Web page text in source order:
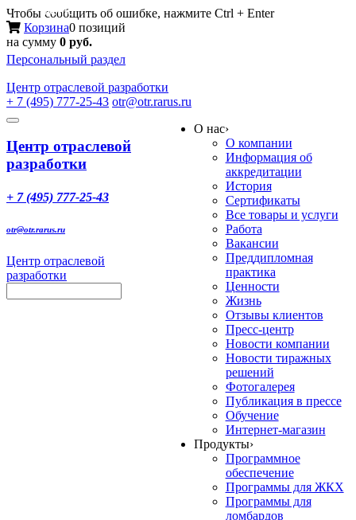
Чтобы сообщить об ошибке, нажмите Ctrl + Enter
Корзина0 позиций
на сумму 0 руб.
Персональный раздел
Центр отраслевой разработки
+ 7 (495) 777-25-43 otr@otr.rarus.ru
Toggle
Меню
Центр отраслевой
разработки
+ 7 (495) 777-25-43
otr@otr.rarus.ru
Центр отраслевой
разработки
О нас›
О компании
Информация об
аккредитации
История
Сертификаты
Все товары и услуги
Работа
Вакансии
Преддипломная
практика
Ценности
Жизнь
Отзывы клиентов
Пресс-центр
Новости компании
Новости тиражных
решений
Фотогалерея
Публикация в прессе
Обучение
Интернет-магазин
Продукты›
Программное
обеспечение
Программы для ЖКХ
Программы для
ломбардов